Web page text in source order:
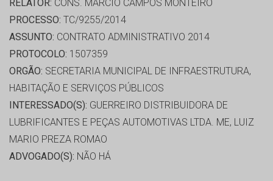
RELATOR: CONS. MARCIO CAMPOS MONTEIRO
PROCESSO: TC/9255/2014
ASSUNTO: CONTRATO ADMINISTRATIVO 2014
PROTOCOLO: 1507359
ORGÃO: SECRETARIA MUNICIPAL DE INFRAESTRUTURA,
HABITAÇÃO E SERVIÇOS PÚBLICOS
INTERESSADO(S): GUERREIRO DISTRIBUIDORA DE
LUBRIFICANTES E PEÇAS AUTOMOTIVAS LTDA. ME, LUIZ
MARIO PREZA ROMAO
ADVOGADO(S): NÃO HÁ